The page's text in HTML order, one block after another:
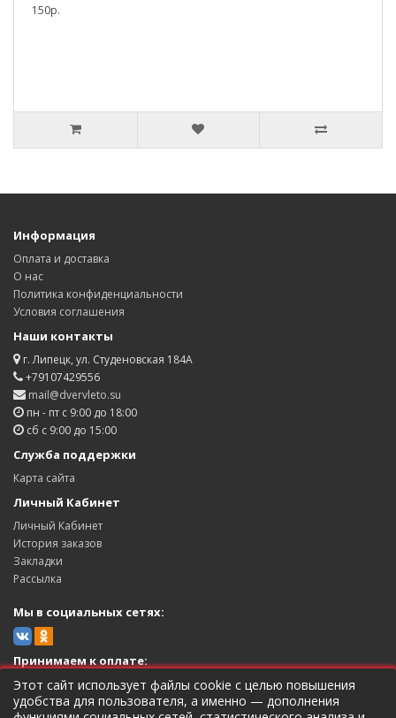
150р.
Информация
Оплата и доставка
О нас
Политика конфиденциальности
Условия соглашения
Наши контакты
г. Липецк, ул. Студеновская 184А
+79107429556
mail@dvervleto.su
пн - пт с 9:00 до 18:00
сб с 9:00 до 15:00
Служба поддержки
Карта сайта
Личный Кабинет
Личный Кабинет
История заказов
Закладки
Рассылка
Мы в социальных сетях:
Принимаем к оплате:
Этот сайт использует файлы cookie с целью повышения
удобства для пользователя, а именно — дополнения